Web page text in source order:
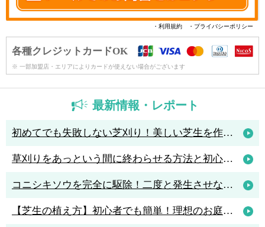
・利用規約 ・プライバシーポリシー
各種クレジットカードOK
※ 一部加盟店・エリアによりカードが使えない場合がございます
最新情報・レポート
初めてでも失敗しない芝刈り！美しい芝生を作るためのコツと人気の芝刈り機4選
草刈りをあっという間に終わらせる方法と初心者におすすめの草刈機3選
コニシキソウを完全に駆除！二度と発生させないポイントは「アリ駆除」
【芝生の植え方】初心者でも簡単！理想のお庭を作る植え方のポイント解説